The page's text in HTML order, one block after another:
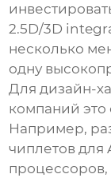
2.5D/3D
несколько
одну
Для дизайн-
компаний это
Например,
чиплетов для